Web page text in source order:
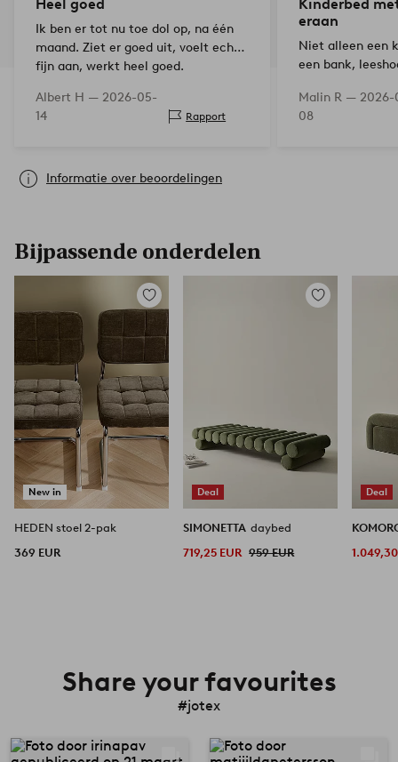
Heel goed
Ik ben er tot nu toe dol op, na één
maand. Ziet er goed uit, voelt echt
fijn aan, werkt heel goed.
bedoeld als logeerbed voor twee
personen, maar ik maak me…
Albert H — 2026-05-
14
Rapport
Kinderbed
eraan
Niet alleen een
een bank,
Malin R — 2026-
08
Informatie over beoordelingen
Bijpassende onderdelen
New in
Toevoegen
aan
favorieten
HEDEN stoel 2-pak
369 EUR
Deal
Toevoegen
SIMONETTA daybed
719,25 EUR 959 EUR
Deal
Share your favourites
#jotex